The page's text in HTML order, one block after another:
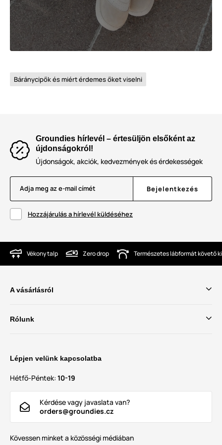
Báránycipők és miért érdemes őket viselni
Groundies hírlevél – értesüljön elsőként az
újdonságokról!
Újdonságok, akciók, kedvezmények és érdekességek
Adja meg az e-mail címét Bejelentkezés
Hozzájárulás a hírlevél küldéséhez
Vékony talp Zero drop Természetes lábformát követő
A vásárlásról
Rólunk
Lépjen velünk kapcsolatba
Hétfő-Péntek: 10-19
Kérdése vagy javaslata van?
orders@groundies.cz
Kövessen minket a közösségi médiában